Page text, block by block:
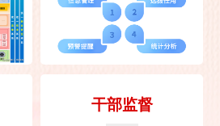
干部监督